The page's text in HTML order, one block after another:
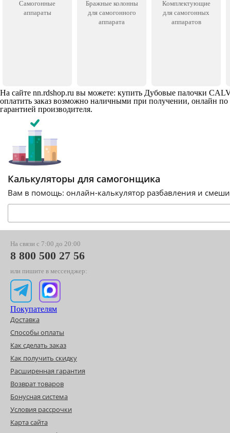
Самогонные
аппараты
Бражные колонны
для самогонного
аппарата
Комплектующие
для самогонных
аппаратов
На сайте nn.rdshop.ru вы можете: купить Дубовые палочки
оплатить заказ возможно наличными при получении, онлайн
гарантией производителя.
Калькуляторы для самогонщика
Вам в помощь: онлайн-калькулятор разбавления и
На связи с 7:00 до 20:00
8 800 500 27 56
или пишите в мессенджер:
Покупателям
Доставка
Способы оплаты
Как сделать заказ
Как получить скидку
Расширенная гарантия
Возврат товаров
Бонусная система
Условия рассрочки
Карта сайта